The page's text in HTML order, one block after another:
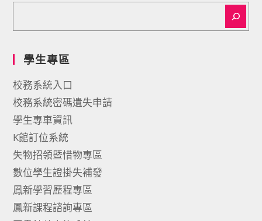
學生專區
校務系統入口
校務系統密碼遺失申請
學生專車資訊
K館訂位系統
失物招領暨惜物專區
數位學生證掛失補發
鳳新學習歷程專區
鳳新課程諮詢專區